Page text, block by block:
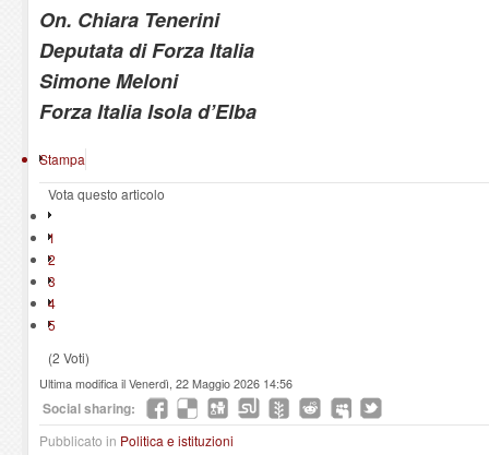
On. Chiara Tenerini
Deputata di Forza Italia
Simone Meloni
Forza Italia Isola d’Elba
Stampa
Vota questo articolo
1
2
3
4
5
(2 Voti)
Ultima modifica il Venerdì, 22 Maggio 2026 14:56
Social sharing:
Pubblicato in Politica e istituzioni